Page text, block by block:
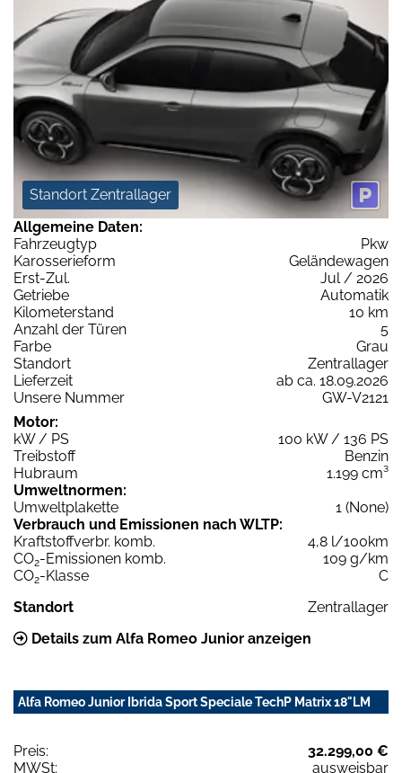
Standort Zentrallager
Allgemeine Daten:
Fahrzeugtyp
Pkw
Karosserieform
Geländewagen
Erst-Zul.
Jul / 2026
Getriebe
Automatik
Kilometerstand
10 km
Anzahl der Türen
5
Farbe
Grau
Standort
Zentrallager
Lieferzeit
ab ca. 18.09.2026
Unsere Nummer
GW-V2121
Motor:
kW / PS
100 kW / 136 PS
Treibstoff
Benzin
Hubraum
1.199 cm³
Umweltnormen:
Umweltplakette
1 (None)
Verbrauch und Emissionen nach WLTP:
Kraftstoffverbr. komb.
4,8 l/100km
CO2-Emissionen komb.
109 g/km
CO2-Klasse
C
Standort
Zentrallager
Details zum Alfa Romeo Junior anzeigen
Alfa Romeo Junior Ibrida Sport Speciale TechP Matrix 18"LM
Preis:
32.299,00 €
MWSt:
ausweisbar